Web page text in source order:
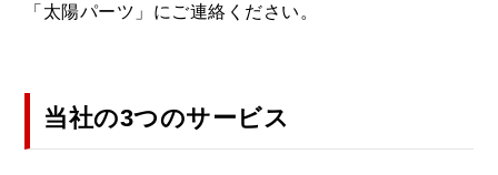
「太陽パーツ」にご連絡ください。
当社の3つのサービス